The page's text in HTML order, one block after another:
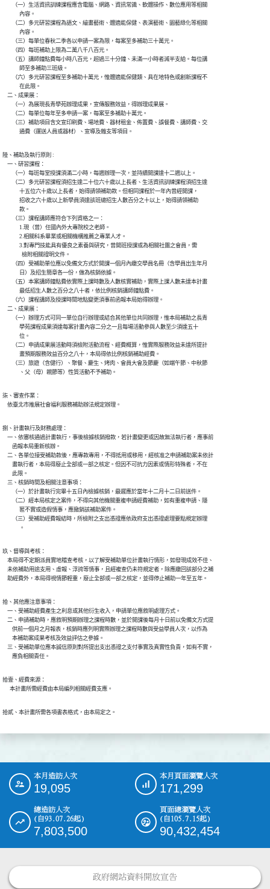
        （一）生活資訊訓練課程應含電腦、網路、資訊常識、軟體操作、數位應用等相關
              內容。
        （二）多元研習課程為語文、繪畫藝術、體適能保健、表演藝術、園藝綠化等相關
              內容。
        （三）每單位春秋二季各以申請一案為限，每案至多補助三十萬元。
        （四）每班補助上限為二萬八千八百元。
        （五）講師鐘點費每小時八百元，超過三十分鐘、未滿一小時者減半支給。每位講
              師至多補助三班級。
        （六）多元研習課程至多補助十萬元，惟體適能保健類、具在地特色或創新課程不
              在此限。
    二、成果展：
        （一）為展現長青學苑辦理成果，宣傳服務效益，得辦理成果展。
        （二）每單位每年至多申請一案，每案至多補助十萬元。
        （三）補助項目含文宣印刷費、場地費、器材租金、佈置費、誤餐費、講師費、交
              通費（運送人員或器材）、宣導及雜支等項目。
陸、補助及執行原則 :
    一、研習課程：
        （一）每班每堂授課須滿二小時，每週辦理一次，並持續開課達十二週以上。
        （二）多元研習課程須招生達二十位六十歲以上長者、生活資訊訓練課程須招生達
              十五位六十歲以上長者，始得請領補助款。但相同課程於一年內曾經開課，
              招收之六十歲以上新學員須達該班總招生人數百分之十以上，始得請領補助
              款。
        （三）課程講師應符合下列資格之一：
              1.現（曾）任國內外大專院校之老師。
              2.相關科系畢業或相關機構推薦之專業人才。
              3.對專門技能具有優良之素養與研究，曾開班授課或為相關社團之會員，需
                檢附相關證明文件。
        （四）受補助單位應以免備文方式於開課一個月內繳交學員名冊（含學員出生年月
              日）及招生簡章各一份，做為核銷依據。
        （五）本案講師鐘點費依實際上課時數及人數核實補助，實際上課人數未達本計畫
              最低招生人數之百分之八十者，依比例核銷講師鐘點費。
        （六）課程講師及授課時間地點變更須事前函報本局始得辦理。
    二、成果展：
        （一）辦理方式可同一單位自行辦理或結合其他單位共同辦理，惟本局補助之長青
              學苑課程成果須達每案計畫內容二分之一且每場活動參與人數至少須達五十
              位。
        （二）申請成果展活動時須檢附活動流程、經費概算，惟實際服務效益未達所提計
              畫預期服務效益百分之八十，本局得依比例核銷補助經費。
        （三）旅遊（含健行）、聚餐、慶生、烤肉、會員大會及節慶（如端午節、中秋節
              、父（母）親節等）性質活動不予補助。
柒、審查作業：
    依臺北市推展社會福利服務補助辦法規定辦理。
捌、計畫執行及財務處理：
    一、依審核通過計畫執行，事後檢據核銷撥款，若計畫變更或因故無法執行者，應事前
        函報本局重新核辦。
    二、各單位接受補助款後，應專款專用，不得抵用或移用，經核准之申請補助案未依計
        畫執行者，本局得廢止全部或一部之核定。但因不可抗力因素或情形特殊者，不在
        此限。
    三、核銷時間及相關注意事項：
        （一）於計畫執行完畢十五日內檢據核銷，最遲應於當年十二月十二日前送件。
        （二）經本局核定之案件，不得向其他機關重複申請經費補助，如有重複申請、隱
              匿不實或造假情事，應撤銷該補助案件。
        （三）受補助經費報結時，所檢附之支出憑證應依政府支出憑證處理要點規定辦理
              。
玖、督導與考核：
    本局得不定期派員實地稽查考核，以了解受補助單位計畫執行情形，如發現成效不佳、
    未依補助用途支用、虛報、浮誇等情事，且經複查仍未符規定者，除應繳回該部分之補
    助經費外，本局得視情節輕重，廢止全部或一部之核定，並得停止補助一年至五年。
拾、其他應注意事項：
    一、受補助經費產生之利息或其他衍生收入，申請單位應敘明處理方式。
    二、申請補助時，應敘明預期辦理之課程時數，並於開課後每月十日前以免備文方式提
        供前一個月之月報表，核銷時應列明實際辦理之課程時數與受益學員人次，以作為
        本補助案成果考核及效益評估之參據。
    三、受補助單位應本誠信原則對所提出支出憑證之支付事實及真實性負責，如有不實，
        應負相關責任。
拾壹、經費來源：
      本計畫所需經費由本局編列相關經費支應。
拾貳、本計畫所需各項書表格式，由本局定之。
::: 本月造訪人次
19,095
本月頁面瀏覽人次
171,299
總造訪人次
(自93.07.26起)
7,803,500
頁面總瀏覽人次
(自105.7.15起)
90,432,454
政府網站資料開放宣告